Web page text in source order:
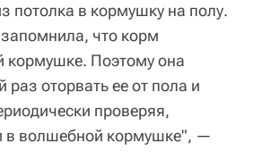
потолка в кормушку на полу.
что корм
кормушке. Поэтому она
оторвать ее от пола и
проверяя,
в волшебной кормушке", —